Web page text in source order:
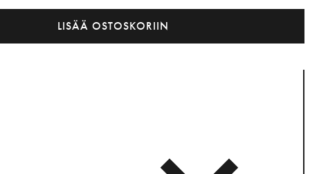
LISÄÄ OSTOSKORIIN